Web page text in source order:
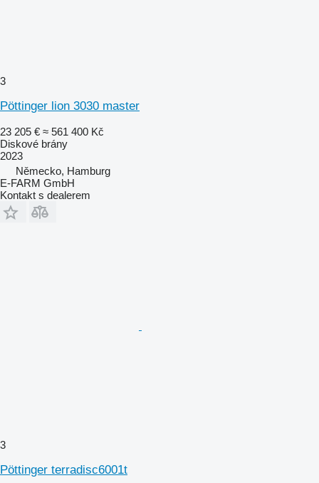
3
Pöttinger lion 3030 master
23 205 € ≈ 561 400 Kč
Diskové brány
2023
Německo, Hamburg
E-FARM GmbH
Kontakt s dealerem
3
Pöttinger terradisc6001t